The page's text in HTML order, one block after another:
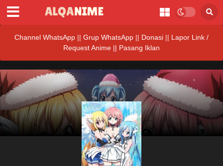
Channel WhatsApp || Grup WhatsApp || Donasi || Lapor Link /
Request Anime || Pasang Iklan